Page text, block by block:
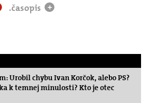
.časopis +
Urobil chybu Ivan Korčok, alebo PS?
k temnej minulosti? Kto je otec